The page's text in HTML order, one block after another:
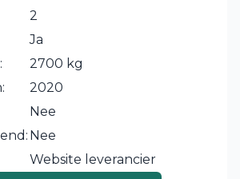
2
Ja
2700 kg
2020
Nee
Nee
Website leverancier